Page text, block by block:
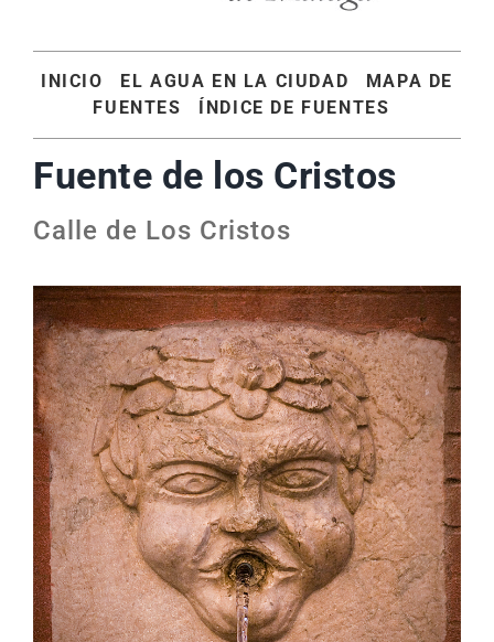
INICIO EL AGUA EN LA CIUDAD
MAPA DE
FUENTES
ÍNDICE DE FUENTES
Fuente de los Cristos
Calle de Los Cristos